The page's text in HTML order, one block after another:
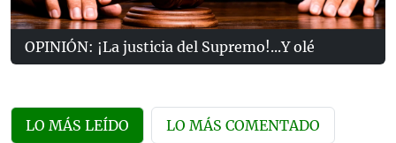
OPINIÓN: ¡La justicia del Supremo!...Y olé
LO MÁS LEÍDO LO MÁS COMENTADO